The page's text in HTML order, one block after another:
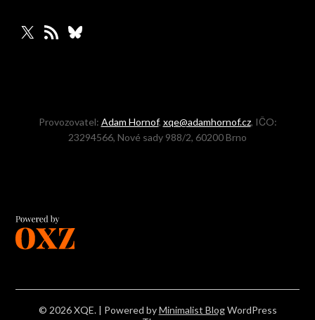
X RSS zdrojBluesky
Provozovatel: Adam Hornof, xqe@adamhornof.cz, IČO:
23294566, Nové sady 988/2, 60200 Brno
© 2026 XQE. | Powered byMinimalist BlogWordPress